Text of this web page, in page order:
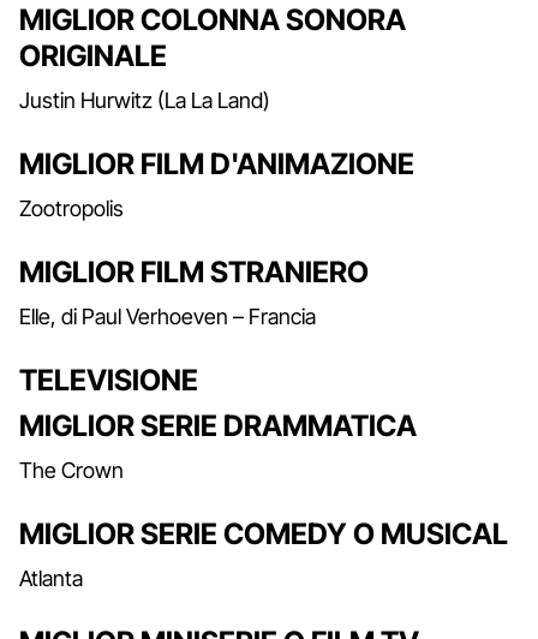
MIGLIOR COLONNA SONORA
ORIGINALE
Justin Hurwitz (La La Land)
MIGLIOR FILM D'ANIMAZIONE
Zootropolis
MIGLIOR FILM STRANIERO
Elle, di Paul Verhoeven – Francia
TELEVISIONE
MIGLIOR SERIE DRAMMATICA
The Crown
MIGLIOR SERIE COMEDY O MUSICAL
Atlanta